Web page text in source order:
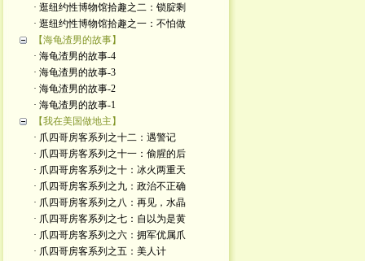
· 逛纽约性博物馆拾趣之二：锁腚剩
· 逛纽约性博物馆拾趣之一：不怕做
【海龟渣男的故事】
· 海龟渣男的故事-4
· 海龟渣男的故事-3
· 海龟渣男的故事-2
· 海龟渣男的故事-1
【我在美国做地主】
· 爪四哥房客系列之十二：遇警记
· 爪四哥房客系列之十一：偷腥的后
· 爪四哥房客系列之十：冰火两重天
· 爪四哥房客系列之九：政治不正确
· 爪四哥房客系列之八：再见，水晶
· 爪四哥房客系列之七：自以为是黄
· 爪四哥房客系列之六：拥军优属爪
· 爪四哥房客系列之五：美人计